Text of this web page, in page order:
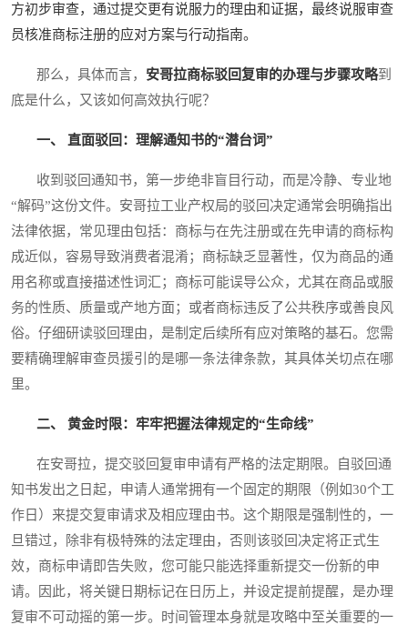
方初步审查，通过提交更有说服力的理由和证据，最终说服审查
员核准商标注册的应对方案与行动指南。
那么，具体而言， 安哥拉商标驳回复审的办理与步骤攻略到
底是什么，又该如何高效执行呢？
一、 直面驳回：理解通知书的“潜台词”
收到驳回通知书，第一步绝非盲目行动，而是冷静、专业地
“解码”这份文件。安哥拉工业产权局的驳回决定通常会明确指出
法律依据，常见理由包括：商标与在先注册或在先申请的商标构
成近似，容易导致消费者混淆；商标缺乏显著性，仅为商品的通
用名称或直接描述性词汇；商标可能误导公众，尤其在商品或服
务的性质、质量或产地方面；或者商标违反了公共秩序或善良风
俗。仔细研读驳回理由，是制定后续所有应对策略的基石。您需
要精确理解审查员援引的是哪一条法律条款，其具体关切点在哪
里。
二、 黄金时限：牢牢把握法律规定的“生命线”
在安哥拉，提交驳回复审申请有严格的法定期限。自驳回通
知书发出之日起，申请人通常拥有一个固定的期限（例如30个工
作日）来提交复审请求及相应理由书。这个期限是强制性的，一
旦错过，除非有极特殊的法定理由，否则该驳回决定将正式生
效，商标申请即告失败，您可能只能选择重新提交一份新的申
请。因此，将关键日期标记在日历上，并设定提前提醒，是办理
复审不可动摇的第一步。时间管理本身就是攻略中至关重要的一